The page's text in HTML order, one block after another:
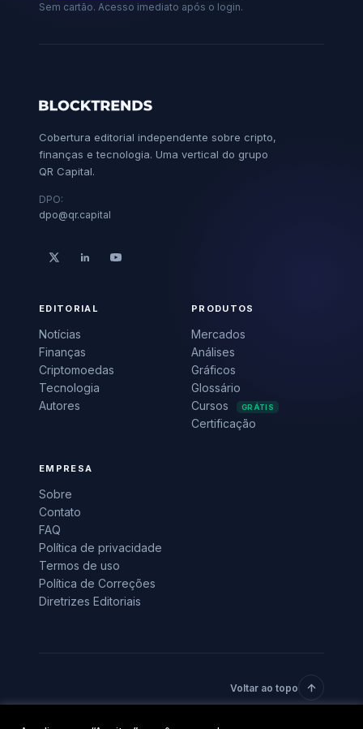
Sem cartão. Acesso imediato após o login.
Cobertura editorial independente sobre cripto,
finanças e tecnologia. Uma vertical do grupo
QR Capital.
DPO:
dpo@qr.capital
EDITORIAL
Notícias
Finanças
Criptomoedas
Tecnologia
Autores
PRODUTOS
Mercados
Análises
Gráficos
Glossário
Cursos
GRÁTIS
Certificação
EMPRESA
Sobre
Contato
FAQ
Política de privacidade
Termos de uso
Política de Correções
Diretrizes Editoriais
Voltar ao topo